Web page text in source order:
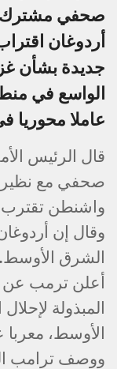
صحفي مشترك
أردوغان
جديدة بشأن
الواسع في
عاملا محوريا
قال الرئيس
صحفي مع
واشنطن
وقال إن
الشرق
أعلن ترمب
المبذولة
الأوسط،
ووصف ترامب